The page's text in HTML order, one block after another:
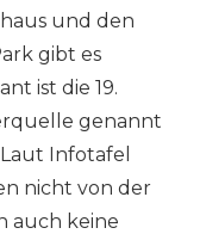
und den
gibt es
ist die 19.
genannt
Infotafel
nicht von der
auch keine